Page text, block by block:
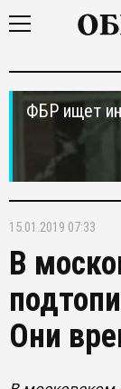
ФБР ищет
15.01.2019 07:33
В
Они